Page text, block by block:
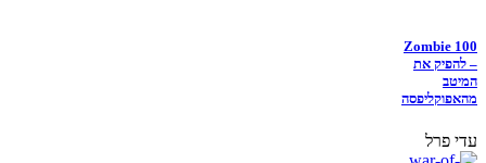
Zombie 100
– להפיק את
המיטב
מהאפוקליפסה
עדי פרל